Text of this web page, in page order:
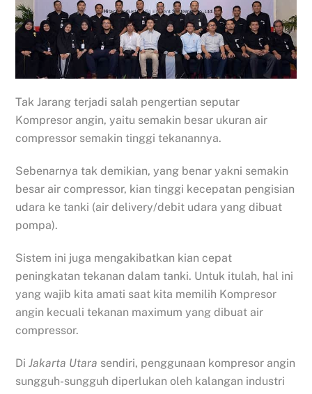
Tak Jarang terjadi salah pengertian seputar
Kompresor angin, yaitu semakin besar ukuran air
compressor semakin tinggi tekanannya.
Sebenarnya tak demikian, yang benar yakni semakin
besar air compressor, kian tinggi kecepatan pengisian
udara ke tanki (air delivery/debit udara yang dibuat
pompa).
Sistem ini juga mengakibatkan kian cepat
peningkatan tekanan dalam tanki. Untuk itulah, hal ini
yang wajib kita amati saat kita memilih Kompresor
angin kecuali tekanan maximum yang dibuat air
compressor.
DiJakarta Utara sendiri, penggunaan kompresor angin
sungguh-sungguh diperlukan oleh kalangan industri